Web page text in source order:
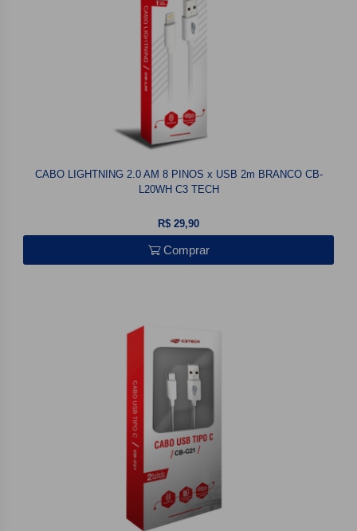
CABO LIGHTNING 2.0 AM 8 PINOS x USB 2m BRANCO CB-
L20WH C3 TECH
R$ 29,90
Comprar